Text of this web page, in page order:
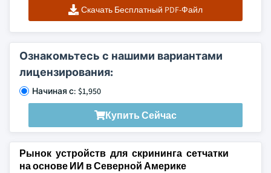
Скачать Бесплатный PDF-Файл
Ознакомьтесь с нашими вариантами
лицензирования:
Начиная с: $1,950
Купить Сейчас
Рынок устройств для скрининга сетчатки
на основе ИИ в Северной Америке